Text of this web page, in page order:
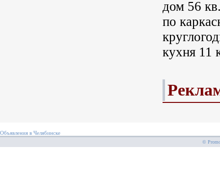
дом 56
по
кухня 11
Объявления в Челябинске
©